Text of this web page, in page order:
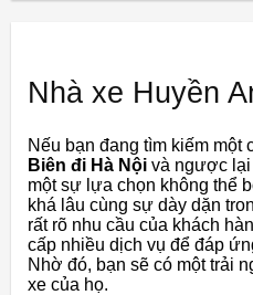
Nhà xe Huyền
Nếu bạn đang tìm kiếm một
Biên đi Hà Nội và ngược lại
một sự lựa chọn không thể
khá lâu cùng sự dày dặn
rất rõ nhu cầu của khách
cấp nhiều dịch vụ để đáp
Nhờ đó, bạn sẽ có một trải
xe của họ.